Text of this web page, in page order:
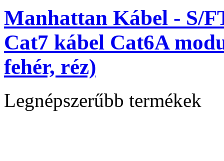
Manhattan Kábel - S/
Cat7 kábel Cat6A
fehér, réz)
Legnépszerűbb termékek